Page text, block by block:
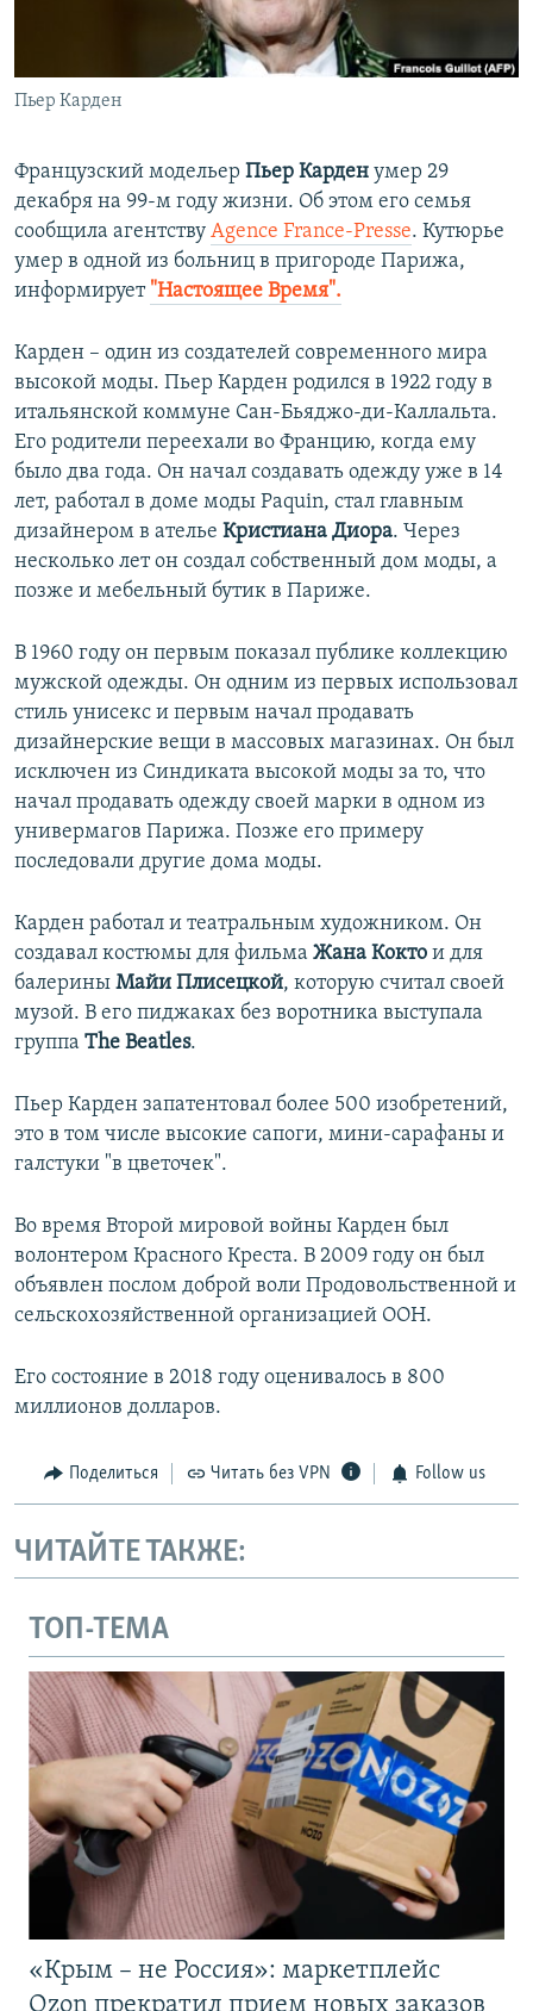
ПОБЕДИТЕЛЕЙ НЕ СУДЯТ?
КРЫМ.НЕПОКОРЕННЫЙ
ELIFBE
Все сайты RFE/RL
Пьер Карден
Французский модельер Пьер Карден умер 29
декабря на 99-м году жизни. Об этом его семья
сообщила агентству Agence France-Presse. Кутюрье
умер в одной из больниц в пригороде Парижа,
информирует "Настоящее Время".
Карден – один из создателей современного мира
высокой моды. Пьер Карден родился в 1922 году в
итальянской коммуне Сан-Бьяджо-ди-Каллальта.
Его родители переехали во Францию, когда ему
было два года. Он начал создавать одежду уже в 14
лет, работал в доме моды Paquin, стал главным
дизайнером в ателье Кристиана Диора. Через
несколько лет он создал собственный дом моды, а
позже и мебельный бутик в Париже.
В 1960 году он первым показал публике коллекцию
мужской одежды. Он одним из первых использовал
стиль унисекс и первым начал продавать
дизайнерские вещи в массовых магазинах. Он был
исключен из Синдиката высокой моды за то, что
начал продавать одежду своей марки в одном из
универмагов Парижа. Позже его примеру
последовали другие дома моды.
Карден работал и театральным художником. Он
создавал костюмы для фильма Жана Кокто и для
балерины Майи Плисецкой, которую считал своей
музой. В его пиджаках без воротника выступала
группа The Beatles.
Пьер Карден запатентовал более 500 изобретений,
это в том числе высокие сапоги, мини-сарафаны и
галстуки "в цветочек".
Во время Второй мировой войны Карден был
волонтером Красного Креста. В 2009 году он был
объявлен послом доброй воли Продовольственной и
сельскохозяйственной организацией ООН.
Его состояние в 2018 году оценивалось в 800
миллионов долларов.
Поделиться Читать без VPN Follow us
ЧИТАЙТЕ ТАКЖЕ:
ТОП-ТЕМА
«Крым – не Россия»: маркетплейс
Ozon прекратил прием новых заказов